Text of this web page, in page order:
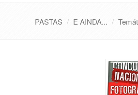
PASTAS E AINDA...